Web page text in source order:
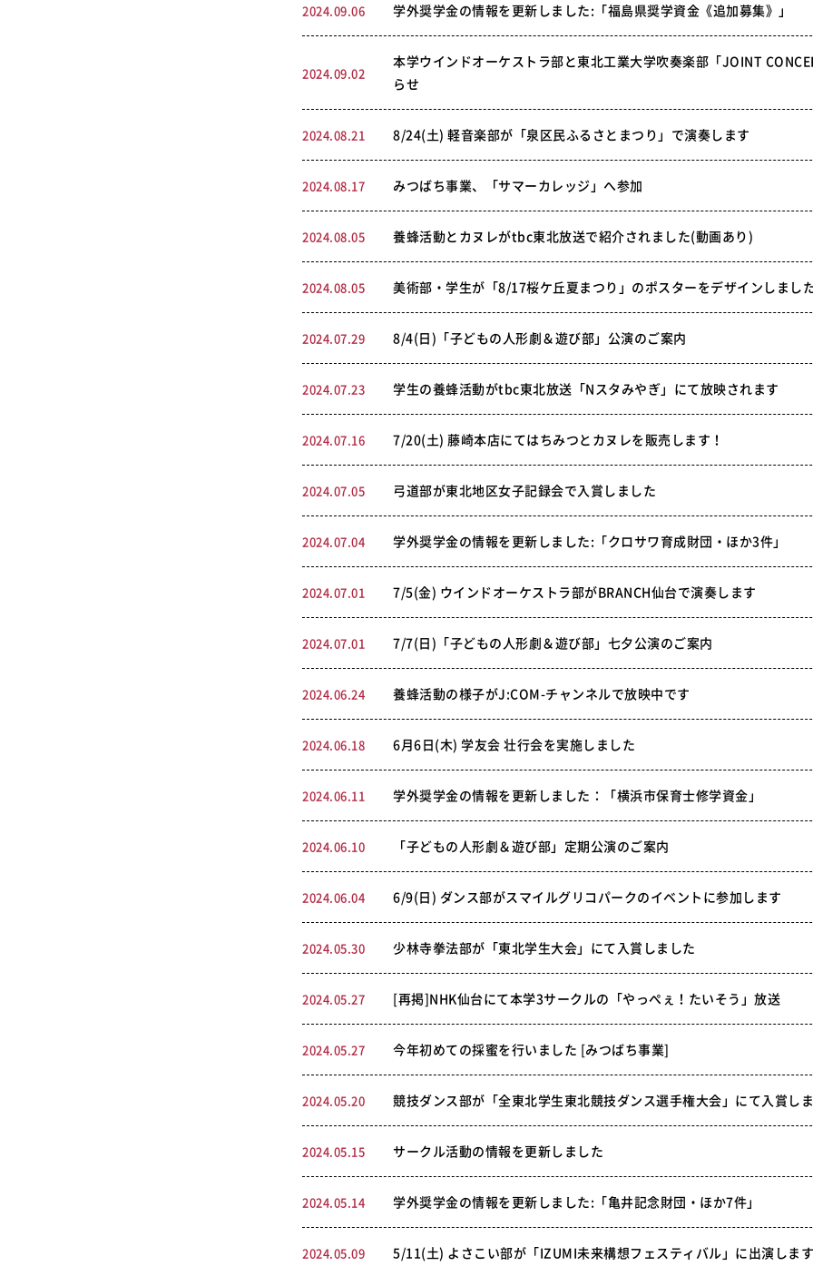
2024.09.06 学外奨学金の情報を更新しました:「福島県奨学資金《追加募集》」
2024.09.02
本学ウインドオーケストラ部と東北工業大学吹奏楽部「JOINT
らせ
2024.08.21 8/24(土) 軽音楽部が「泉区民ふるさとまつり」で演奏します
2024.08.17 みつばち事業、「サマーカレッジ」へ参加
2024.08.05 養蜂活動とカヌレがtbc東北放送で紹介されました(動画あり)
2024.08.05 美術部・学生が「8/17桜ケ丘夏まつり」のポスターをデザインしまし
2024.07.29 8/4(日)「子どもの人形劇＆遊び部」公演のご案内
2024.07.23 学生の養蜂活動がtbc東北放送「Nスタみやぎ」にて放映されます
2024.07.16 7/20(土) 藤崎本店にてはちみつとカヌレを販売します！
2024.07.05 弓道部が東北地区女子記録会で入賞しました
2024.07.04 学外奨学金の情報を更新しました:「クロサワ育成財団・ほか3件」
2024.07.01 7/5(金) ウインドオーケストラ部がBRANCH仙台で演奏します
2024.07.01 7/7(日)「子どもの人形劇＆遊び部」七夕公演のご案内
2024.06.24 養蜂活動の様子がJ:COM-チャンネルで放映中です
2024.06.18 6月6日(木) 学友会 壮行会を実施しました
2024.06.11 学外奨学金の情報を更新しました：「横浜市保育士修学資金」
2024.06.10 「子どもの人形劇＆遊び部」定期公演のご案内
2024.06.04 6/9(日) ダンス部がスマイルグリコパークのイベントに参加します
2024.05.30 少林寺拳法部が「東北学生大会」にて入賞しました
2024.05.27 [再掲]NHK仙台にて本学3サークルの「やっぺぇ！たいそう」放送
2024.05.27 今年初めての採蜜を行いました [みつばち事業]
2024.05.20 競技ダンス部が「全東北学生東北競技ダンス選手権大会」にて入賞し
2024.05.15 サークル活動の情報を更新しました
2024.05.14 学外奨学金の情報を更新しました:「亀井記念財団・ほか7件」
2024.05.09 5/11(土) よさこい部が「IZUMI未来構想フェスティバル」に出演します